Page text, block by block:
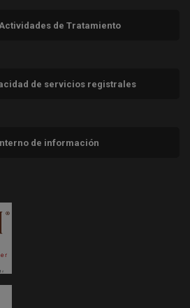
de Tratamiento
de servicios registrales
de información